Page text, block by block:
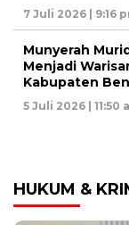
7 Juli 2026 | 9:16
Munyerah
Menjadi
Kabupaten
5 Juli 2026 | 11:50
HUKUM &